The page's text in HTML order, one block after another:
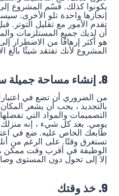
يكونوا كذلك. قسّم المشروع
إنجازها واحدة تلو الأخرى.
تقدم الأمور مع تقليل التوتر.
أن لديك جميع المستلزمات
هو أكثر إرهاقًا من الاضطرار
المشروع لأنك تفتقد شيئًا بالغ
8. إنشاء مساحة جميلة ستحب أن تعيش فيها
من الضروري أن تضع في
بالتجديد ، يجب أن يشعر
التصميمات والمواد التي
يومي. بعد كل شيء ، إنه
طابعك الخاص عليه. ضع في
تستغرق وقتًا. على الرغم من
الوظيفة في أقرب وقت ممكن ،
إلا إلى تحول دون المستوى
9. خذ وقتك